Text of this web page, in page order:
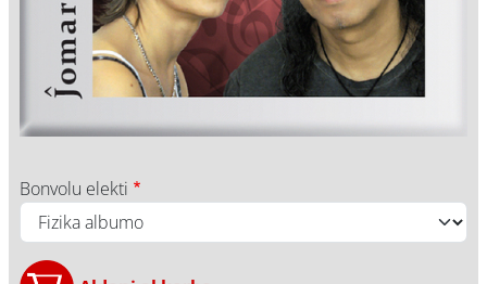
Bonvolu elekti